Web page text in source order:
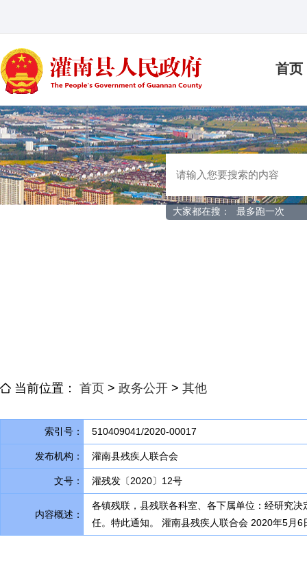
首页
大家都在搜： 最多跑一次
当前位置： 首页 > 政务公开 > 其他
索引号： 510409041/2020-00017
发布机构： 灌南县残疾人联合会
文号： 灌残发〔2020〕12号
内容概述：
各镇残联 ， 县残联各科室、各下属单位：经研究
任。特此通知。 灌南县残疾人联合会 2020年5月6